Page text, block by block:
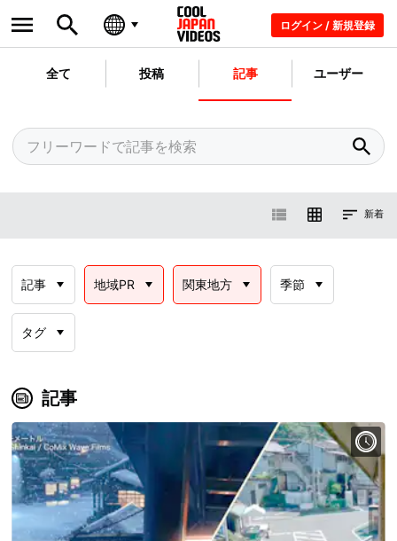
ログイン / 新規登録
全て 投稿 記事 ユーザー
新着
記事 地域PR 関東地方 季節
タグ
記事